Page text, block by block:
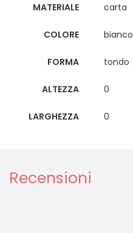
MATERIALE carta
COLORE bianco
FORMA tondo
ALTEZZA 0
LARGHEZZA 0
Recensioni